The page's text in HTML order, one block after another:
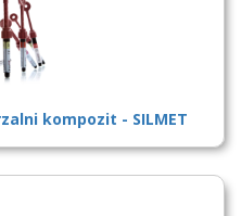
kompozit - SILMET